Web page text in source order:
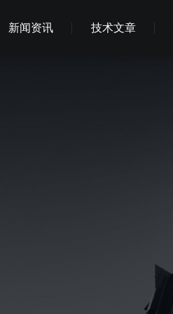
新闻资讯 技术文章